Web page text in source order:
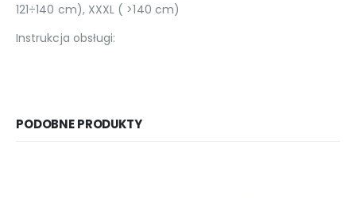
121÷140 cm), XXXL ( >140 cm)
Instrukcja obsługi:
PODOBNE PRODUKTY